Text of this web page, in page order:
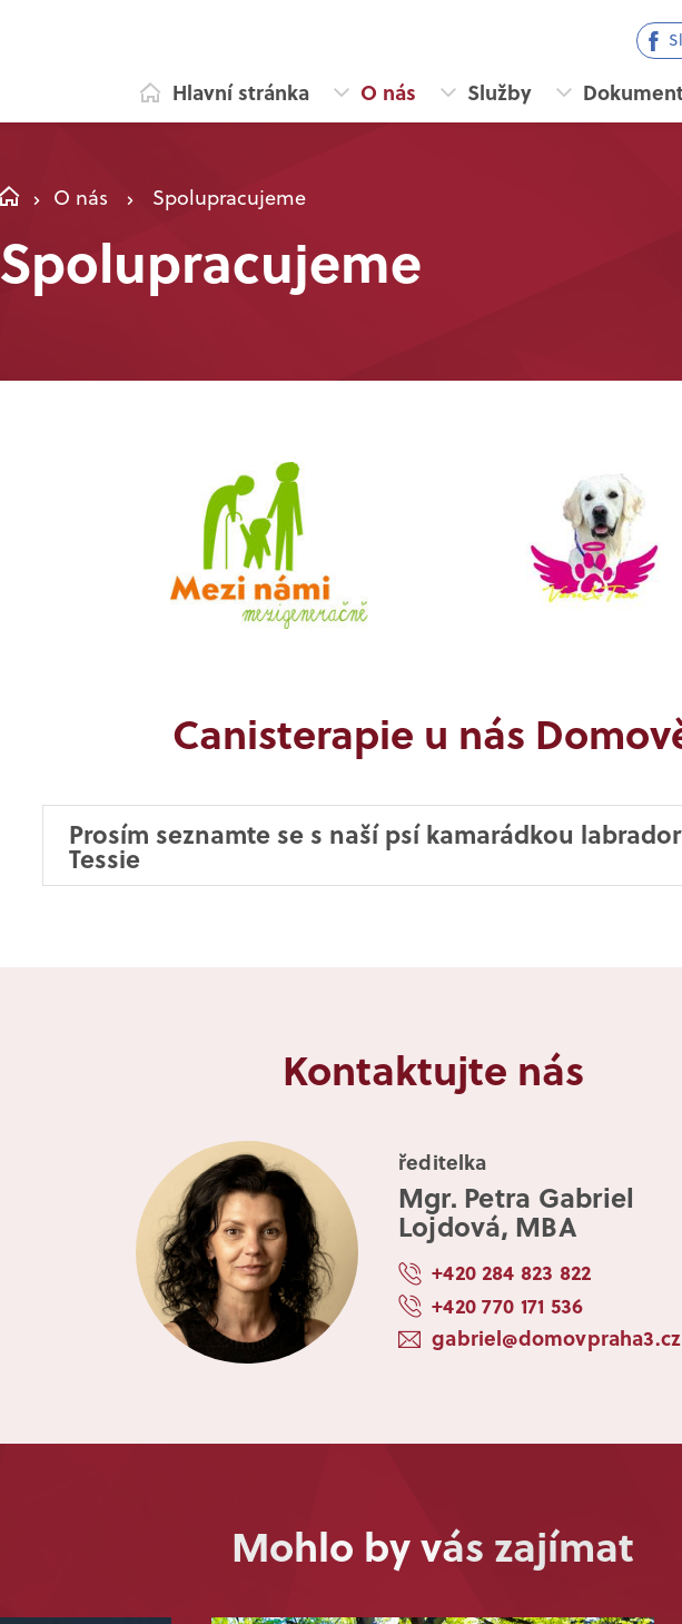
Hlavní stránka
O nás Služby
O nás Spolupracujeme
Spolupracujeme
Canisterapie u nás
Prosím seznamte se s naší psí kamarádkou
Tessie
Kontaktujte nás
ředitelka
Mgr. Petra Gabriel
Lojdová, MBA
+420 284 823 822
+420 770 171 536
gabriel@domovpraha3.cz
Mohlo by vás zajímat